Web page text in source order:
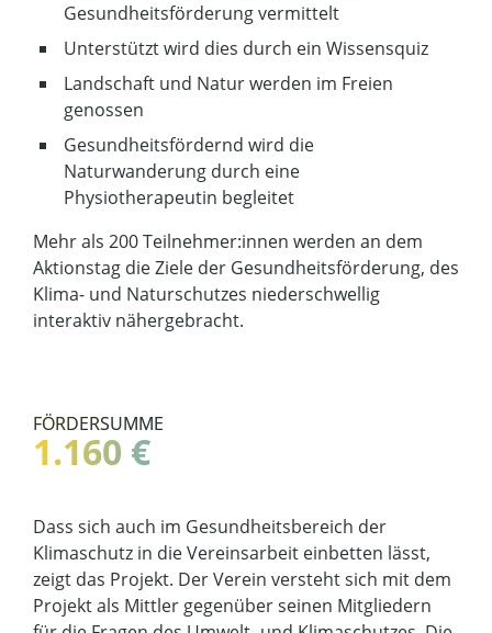
Gesundheitsförderung vermittelt
Unterstützt wird dies durch ein Wissensquiz
Landschaft und Natur werden im Freien
genossen
Gesundheitsfördernd wird die
Naturwanderung durch eine
Physiotherapeutin begleitet
Mehr als 200 Teilnehmer:innen werden an dem
Aktionstag die Ziele der Gesundheitsförderung, des
Klima- und Naturschutzes niederschwellig
interaktiv nähergebracht.
FÖRDERSUMME
1.160 €
Dass sich auch im Gesundheitsbereich der
Klimaschutz in die Vereinsarbeit einbetten lässt,
zeigt das Projekt. Der Verein versteht sich mit dem
Projekt als Mittler gegenüber seinen Mitgliedern